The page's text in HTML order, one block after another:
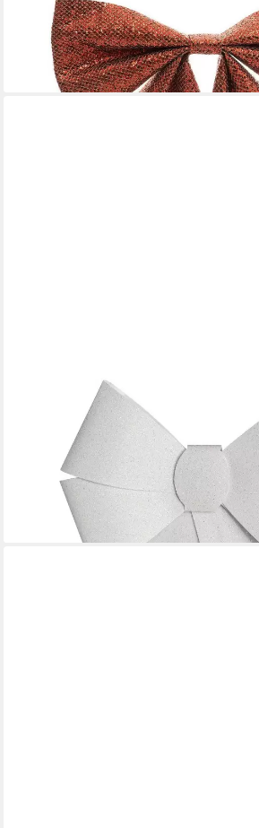
8,99 € UVP11,99 €
lieferbar - in 2-3 Werktagen bei dir
FÉÉRIC LIGHTS & CHRISTMAS
Weihnachtsbaumschleife
Dekoschleife, 30 x 19 cm (1-tlg), mit Glitzer
UVP 21,99 €
lieferbar - in 2-3 Werktagen bei dir